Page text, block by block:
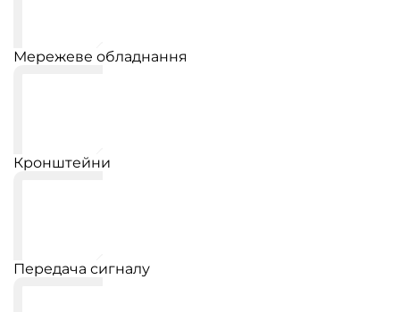
Мережеве обладнання
Кронштейни
Передача сигналу